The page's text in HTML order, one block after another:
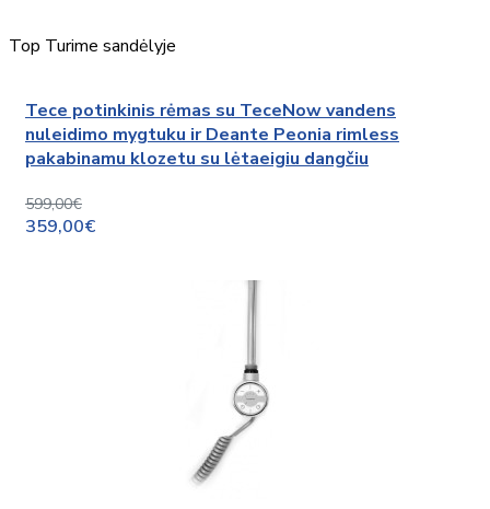
Top Turime sandėlyje
Tece potinkinis rėmas su TeceNow vandens
nuleidimo mygtuku ir Deante Peonia rimless
pakabinamu klozetu su lėtaeigiu dangčiu
599,00€
359,00€